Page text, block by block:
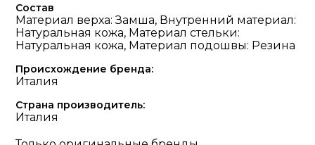
Состав
Материал верха: Замша, Внутренний материал:
Натуральная кожа, Материал стельки:
Натуральная кожа, Материал подошвы: Резина
Происхождение бренда:
Италия
Страна производитель:
Италия